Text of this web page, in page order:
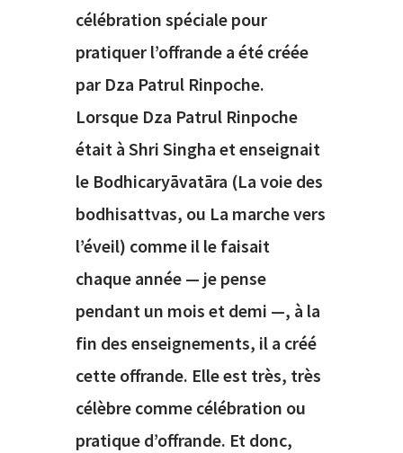
célébration spéciale pour
pratiquer l’offrande a été créée
par Dza Patrul Rinpoche.
Lorsque Dza Patrul Rinpoche
était à Shri Singha et enseignait
le Bodhicaryāvatāra (La voie des
bodhisattvas, ou La marche vers
l’éveil) comme il le faisait
chaque année — je pense
pendant un mois et demi —, à la
fin des enseignements, il a créé
cette offrande. Elle est très, très
célèbre comme célébration ou
pratique d’offrande. Et donc,